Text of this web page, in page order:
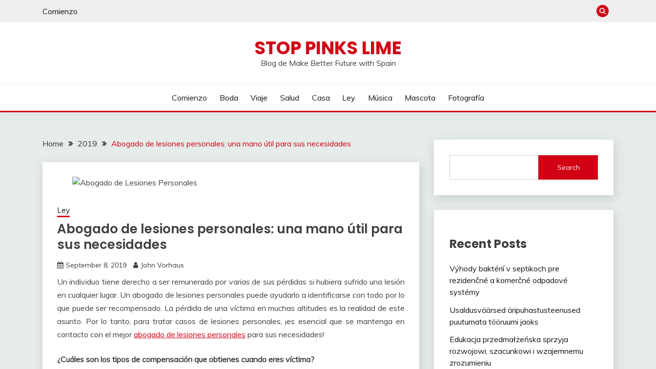
Comienzo
STOP PINKS LIME
Blog de Make Better Future with Spain
Comienzo Boda Viaje Salud Casa Ley Música Mascota Fotografía
Home 2019 Abogado de lesiones personales: una mano útil para sus necesidades
Ley
Abogado de lesiones personales: una mano útil para
sus necesidades
September 8, 2019 John Vorhaus
Un individuo tiene derecho a ser remunerado por varias de sus pérdidas si hubiera sufrido una lesión
en cualquier lugar. Un abogado de lesiones personales puede ayudarlo a identificarse con todo por lo
que puede ser recompensado. La pérdida de una víctima en muchas altitudes es la realidad de este
asunto. Por lo tanto, para tratar casos de lesiones personales, ¡es esencial que se mantenga en
contacto con el mejorabogado de lesiones personales para sus necesidades!
¿Cuáles son los tipos de compensación que obtienes cuando eres víctima?
Search
Recent Posts
Výhody baktérií v septikoch pre
rezidenčné a komerčné odpadové
systémy
Usaldusväärsed äripuhastusteenused
puutumata tööruumi jaoks
Edukacja przedmałżeńska sprzyja
rozwojowi, szacunkowi i wzajemnemu
zrozumieniu